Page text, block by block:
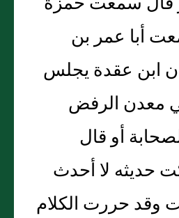
أبا عمر بن
ابن عقدة يجلس
معدن الرفض
أو قال
حديثه لا أحدث
وقد حررت الكلام